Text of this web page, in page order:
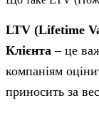
LTV (Lifetime
Клієнта – це
компаніям
приносить за